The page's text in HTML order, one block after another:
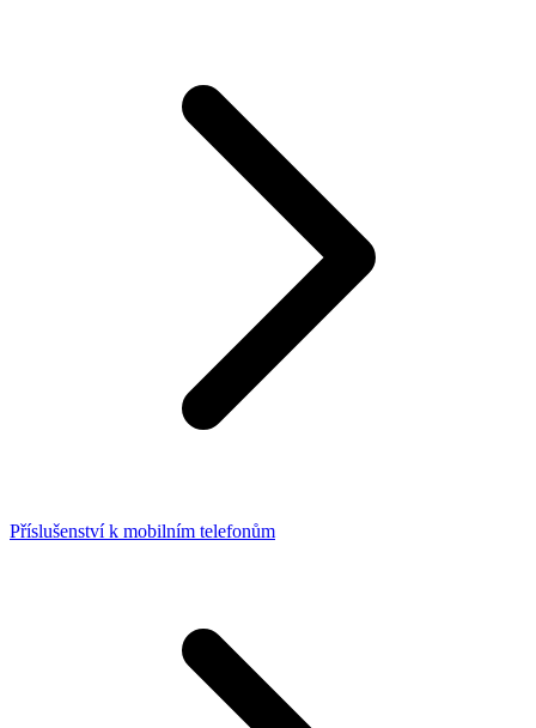
Příslušenství k mobilním telefonům